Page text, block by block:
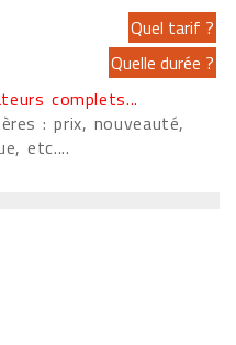
complets...
: prix, nouveauté,
etc....